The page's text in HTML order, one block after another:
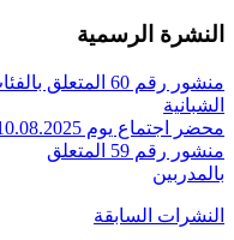
النشرة الرسمية
منشور رقم 60 المتعلق
الشبانية
محضر اجتماع يوم 10.08.2025
منشور رقم 59 المتعلق
بالمدربين
النشرات السابقة